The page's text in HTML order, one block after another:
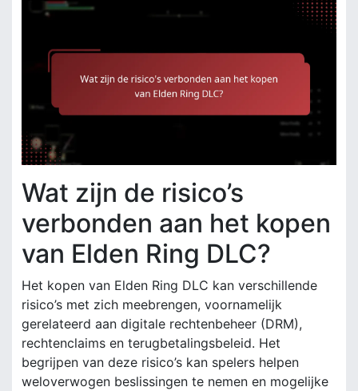
Wat zijn de risico’s
verbonden aan het kopen
van Elden Ring DLC?
Het kopen van Elden Ring DLC kan verschillende
risico’s met zich meebrengen, voornamelijk
gerelateerd aan digitale rechtenbeheer (DRM),
rechtenclaims en terugbetalingsbeleid. Het
begrijpen van deze risico’s kan spelers helpen
weloverwogen beslissingen te nemen en mogelijke